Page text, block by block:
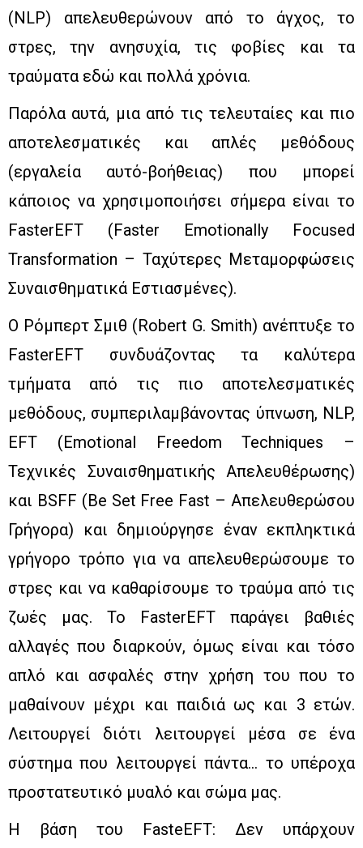
(NLP) απελευθερώνουν από το άγχος, το
στρες, την ανησυχία, τις φοβίες και τα
τραύματα εδώ και πολλά χρόνια.
Παρόλα αυτά, μια από τις τελευταίες και πιο
αποτελεσματικές και απλές μεθόδους
(εργαλεία αυτό-βοήθειας) που μπορεί
κάποιος να χρησιμοποιήσει σήμερα είναι το
FasterEFT (Faster Emotionally Focused
Transformation – Ταχύτερες Μεταμορφώσεις
Συναισθηματικά Εστιασμένες).
Ο Ρόμπερτ Σμιθ (Robert G. Smith) ανέπτυξε το
FasterEFT συνδυάζοντας τα καλύτερα
τμήματα από τις πιο αποτελεσματικές
μεθόδους, συμπεριλαμβάνοντας ύπνωση, NLP,
EFT (Emotional Freedom Techniques –
Τεχνικές Συναισθηματικής Απελευθέρωσης)
και BSFF (Be Set Free Fast – Απελευθερώσου
Γρήγορα) και δημιούργησε έναν εκπληκτικά
γρήγορο τρόπο για να απελευθερώσουμε το
στρες και να καθαρίσουμε το τραύμα από τις
ζωές μας. Το FasterEFT παράγει βαθιές
αλλαγές που διαρκούν, όμως είναι και τόσο
απλό και ασφαλές στην χρήση του που το
μαθαίνουν μέχρι και παιδιά ως και 3 ετών.
Λειτουργεί διότι λειτουργεί μέσα σε ένα
σύστημα που λειτουργεί πάντα… το υπέροχα
προστατευτικό μυαλό και σώμα μας.
Η βάση του FasteEFT: Δεν υπάρχουν